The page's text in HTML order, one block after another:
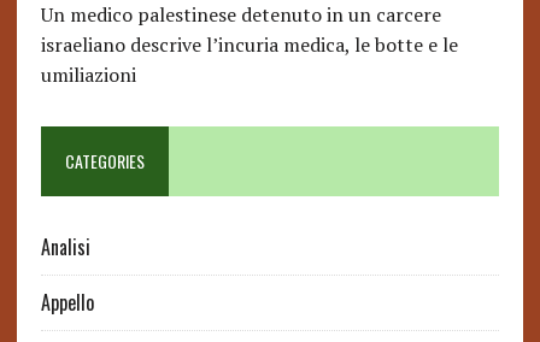
Un medico palestinese detenuto in un carcere
israeliano descrive l’incuria medica, le botte e le
umiliazioni
CATEGORIES
Analisi
Appello